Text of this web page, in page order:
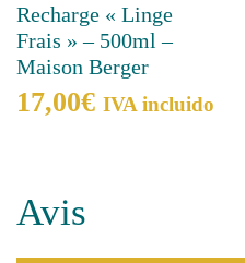
Recharge « Linge
Frais » – 500ml –
Maison Berger
17,00€ IVA incluido
Avis